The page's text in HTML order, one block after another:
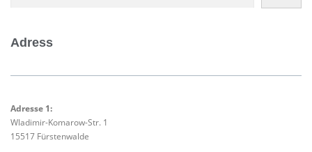
Adress
Adresse 1:
Wladimir-Komarow-Str. 1
15517 Fürstenwalde